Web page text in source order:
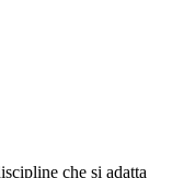
che si adatta